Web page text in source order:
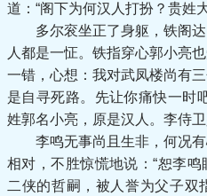
道：“阁下为何汉人打扮？贵姓
多尔衮坐正了身躯，铁阁达
人都是一怔。铁指穿心郭小亮
一错，心想：我对武凤楼尚有
是自寻死路。先让你痛快一时
姓郭名小亮，原是汉人。李侍
李鸣无事尚且生非，何况有
相对，不胜惊慌地说：“恕李
二侠的哲嗣，被人誉为父子双